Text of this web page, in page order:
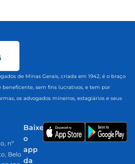
de Minas Gerais, criada em 1942, é o braço
beneficente, sem fins lucrativos, e tem por
os advogados mineiros, estagiários e seus
nº
Belo
Baixe
o
app
da